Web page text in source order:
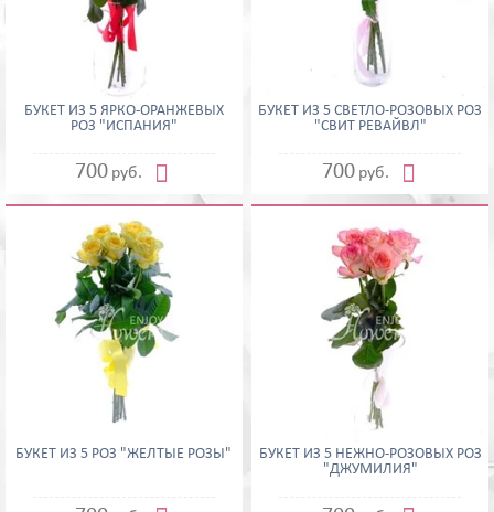
БУКЕТ ИЗ 5 ЯРКО-ОРАНЖЕВЫХ
РОЗ "ИСПАНИЯ"
700 руб. 
БУКЕТ ИЗ 5 СВЕТЛО-РОЗОВЫХ РОЗ
"СВИТ РЕВАЙВЛ"
700 руб. 
БУКЕТ ИЗ 5 РОЗ "ЖЕЛТЫЕ РОЗЫ"
БУКЕТ ИЗ 5 НЕЖНО-РОЗОВЫХ РОЗ
"ДЖУМИЛИЯ"